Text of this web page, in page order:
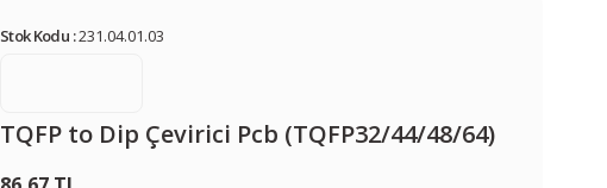
Stok Kodu :231.04.01.03
TQFP to Dip Çevirici Pcb (TQFP32/44/48/64)